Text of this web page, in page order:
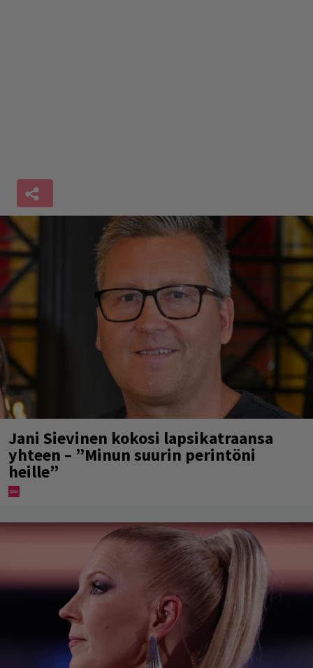
Jani Sievinen kokosi lapsikatraansa
yhteen – ”Minun suurin perintöni
heille”